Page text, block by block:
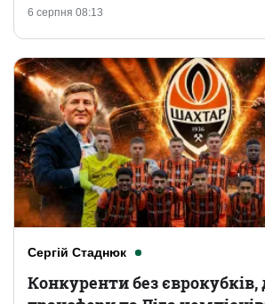
6 серпня 08:13
Сергій Стаднюк
Конкуренти без єврокубків,